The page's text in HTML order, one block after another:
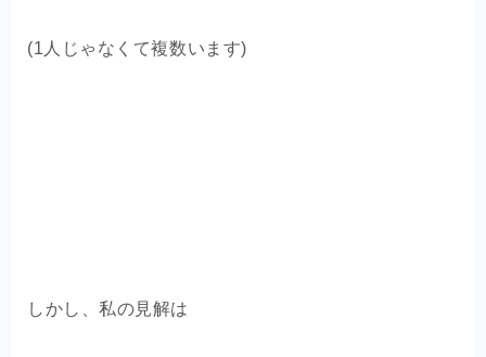
(1人じゃなくて複数います)
しかし、私の見解は